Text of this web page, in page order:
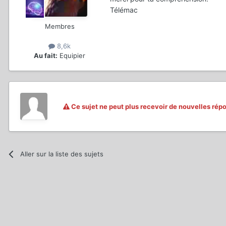
Membres
8,6k
Au fait: Equipier
Télémac
Ce sujet ne peut plus recevoir de nouvelles
Aller sur la liste des sujets